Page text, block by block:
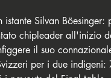
istante Silvan
chipleader all'inizio
il suo
per i due